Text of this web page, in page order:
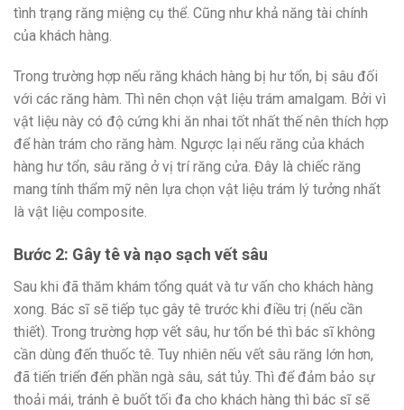
tình trạng răng miệng cụ thể. Cũng như khả năng tài chính
của khách hàng.
Trong trường hợp nếu răng khách hàng bị hư tổn, bị sâu đối
với các răng hàm. Thì nên chọn vật liệu trám amalgam. Bởi vì
vật liệu này có độ cứng khi ăn nhai tốt nhất thế nên thích hợp
để hàn trám cho răng hàm. Ngược lại nếu răng của khách
hàng hư tổn, sâu răng ở vị trí răng cửa. Đây là chiếc răng
mang tính thẩm mỹ nên lựa chọn vật liệu trám lý tưởng nhất
là vật liệu composite.
Bước 2: Gây tê và nạo sạch vết sâu
Sau khi đã thăm khám tổng quát và tư vấn cho khách hàng
xong. Bác sĩ sẽ tiếp tục gây tê trước khi điều trị (nếu cần
thiết). Trong trường hợp vết sâu, hư tổn bé thì bác sĩ không
cần dùng đến thuốc tê. Tuy nhiên nếu vết sâu răng lớn hơn,
đã tiến triển đến phần ngà sâu, sát tủy. Thì để đảm bảo sự
thoải mái, tránh ê buốt tối đa cho khách hàng thì bác sĩ sẽ